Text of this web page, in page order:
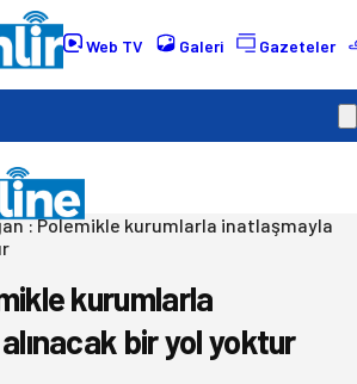
Web TV Galeri Gazeteler
: Polemikle kurumlarla inatlaşmayla
kurumlarla
bir yol yoktur